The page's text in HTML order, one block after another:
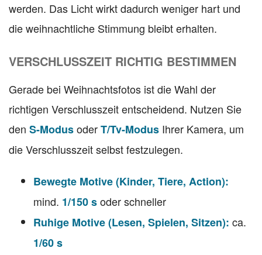
werden. Das Licht wirkt dadurch weniger hart und
die weihnachtliche Stimmung bleibt erhalten.
VERSCHLUSSZEIT RICHTIG BESTIMMEN
Gerade bei Weihnachtsfotos ist die Wahl der
richtigen Verschlusszeit entscheidend. Nutzen Sie
den S-ModusoderT/Tv-Modus Ihrer Kamera, um
die Verschlusszeit selbst festzulegen.
Bewegte Motive (Kinder, Tiere, Action):
mind. 1/150 soder schneller
Ruhige Motive (Lesen, Spielen, Sitzen): ca.
1/60 s